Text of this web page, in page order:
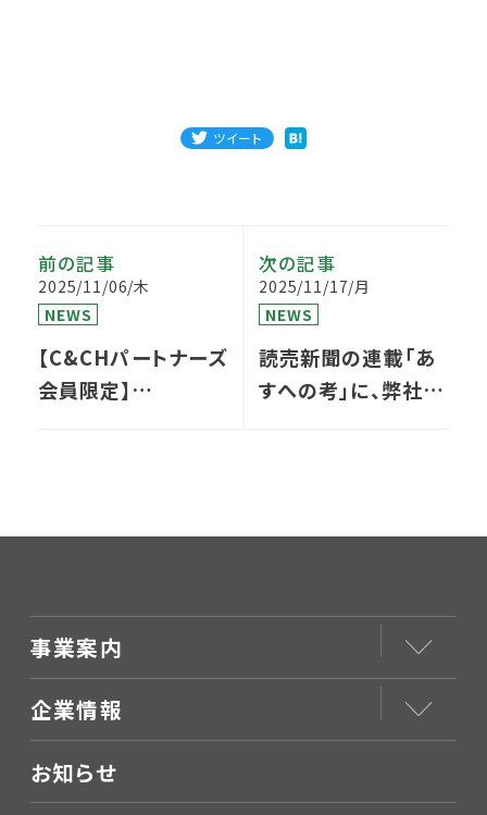
ツイート
前の記事
2025/11/06/木
NEWS
【C&CHパートナーズ
会員限定】
次の記事
2025/11/17/月
NEWS
読売新聞の連載「あ
すへの考」に、弊社支
事業案内
企業情報
お知らせ